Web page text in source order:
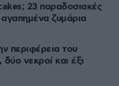
23 παραδοσιακές
ζυμάρια
περιφέρεια του
νεκροί και έξι